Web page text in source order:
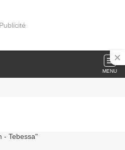
Publicité
MENU